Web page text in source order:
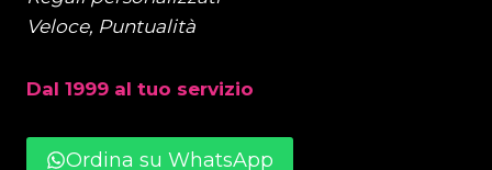
Veloce, Puntualità
Dal 1999 al tuo servizio
Ordina su WhatsApp